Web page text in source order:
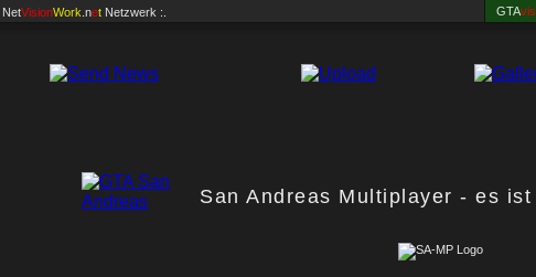
NetVisionWork .net Netzwerk :. GTA
San Andreas Multiplayer - es